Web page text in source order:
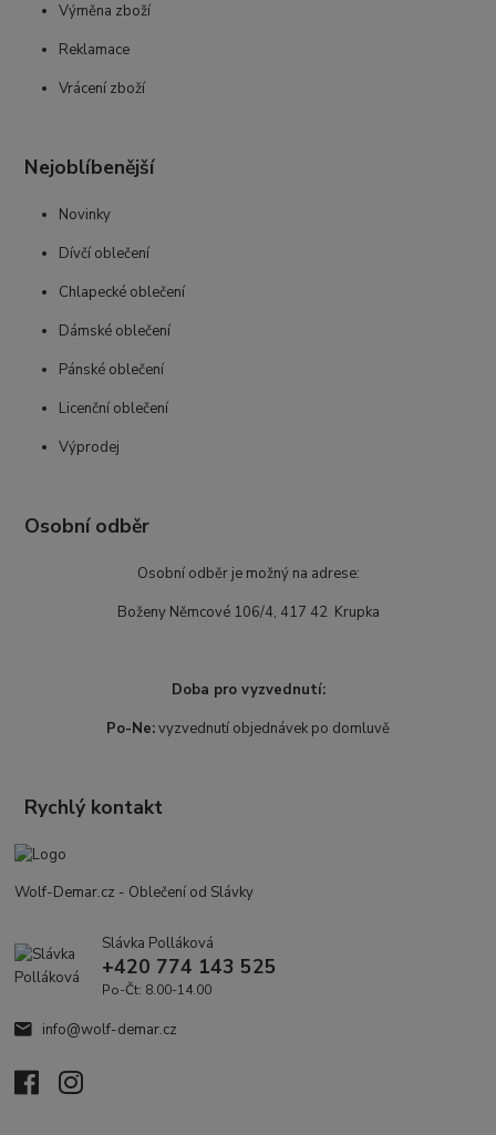
Výměna zboží
Reklamace
Vrácení zboží
Nejoblíbenější
Novinky
Dívčí oblečení
Chlapecké oblečení
Dámské oblečení
Pánské oblečení
Licenční oblečení
Výprodej
Osobní odběr
Osobní odběr je možný na adrese:
Boženy Němcové 106/4, 417 42 Krupka
Doba pro vyzvednutí:
Po-Ne:vyzvednutí objednávek po domluvě
Rychlý kontakt
Wolf-Demar.cz - Oblečení od Slávky
Slávka Polláková
+420 774 143 525
Po-Čt: 8.00-14.00
info@wolf-demar.cz